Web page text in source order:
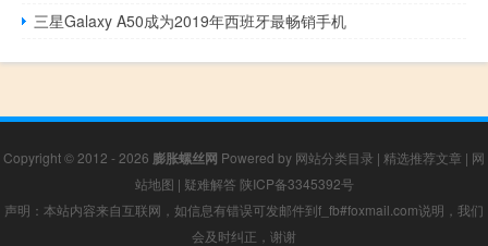
三星Galaxy A50成为2019年西班牙最畅销手机
Copyright © 2012 - 2026 膨胀螺丝网 Powered by 网站分类目录 | 精选推荐文章 | 网
站地图 | 疑难解答 陕ICP备3345392号
声明：本站内容来自互联网，如信息有错误可发邮件到f_fb#foxmail.com说明，我们
会及时纠正，谢谢